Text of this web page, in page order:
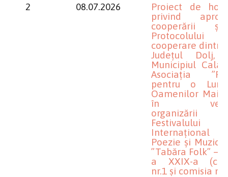
2 08.07.2026
Proiect de
privind
cooperării
cooperare dintre
Județul Dolj,
Municipiul
Asociația
pentru o
Oamenilor Mai
în
organizării
Festivalului
Poezie și Muzică
”Tabăra Folk” –
a XXIX-a
nr.1 și comisia